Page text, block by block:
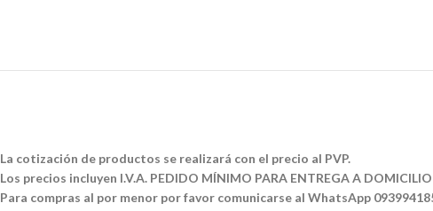
La cotización de productos se realizará con el precio al PVP.
Los precios incluyen I.V.A. PEDIDO MÍNIMO PARA ENTREGA A
Para compras al por menor por favor comunicarse al WhatsApp